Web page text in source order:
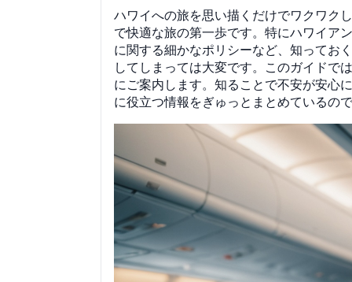
ハワイへの旅を思い描くだけでワクワク
で快適な旅の第一歩です。特にハワイア
に関する細かなポリシーなど、知ってお
してしまっては大変です。このガイドで
にご案内します。知ることで不安が安心
に役立つ情報をぎゅっとまとめているの